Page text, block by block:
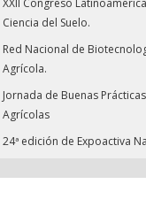
XXII Congreso
Ciencia del Suelo.
Red Nacional de
Agrícola.
Jornada de Buenas Prácticas
Agrícolas
24ª edición de Expoactiva